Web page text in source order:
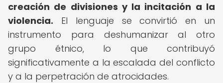
creación de divisiones y la incitación a la
violencia. El lenguaje se convirtió en un
instrumento para deshumanizar al otro
grupo étnico, lo que contribuyó
significativamente a la escalada del conflicto
y a la perpetración de atrocidades.